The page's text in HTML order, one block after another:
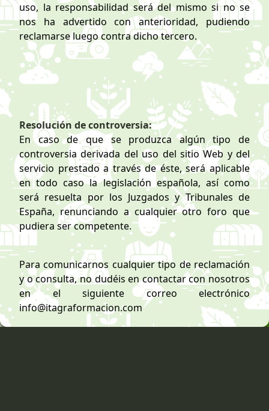
uso, la responsabilidad será del mismo si no se
nos ha advertido con anterioridad, pudiendo
reclamarse luego contra dicho tercero.
Resolución de controversia:
En caso de que se produzca algún tipo de
controversia derivada del uso del sitio Web y del
servicio prestado a través de éste, será aplicable
en todo caso la legislación española, así como
será resuelta por los Juzgados y Tribunales de
España, renunciando a cualquier otro foro que
pudiera ser competente.
Para comunicarnos cualquier tipo de reclamación
y o consulta, no dudéis en contactar con nosotros
en el siguiente correo electrónico
info@itagraformacion.com